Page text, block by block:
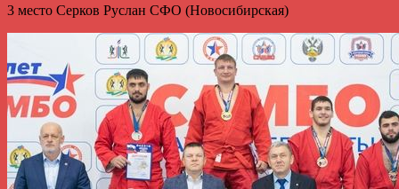
3 место Серков Руслан СФО (Новосибирская)